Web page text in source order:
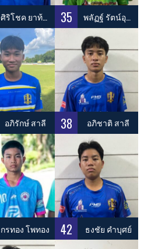
ศิริโชค ยาท้วม 35 พลัฏฐ์ รัตน์อุดมโยธิน
อภิรักษ์ สาลี 38 อภิชาติ สาลี
กรทอง โพทอง 42 ธงชัย คำบุศย์